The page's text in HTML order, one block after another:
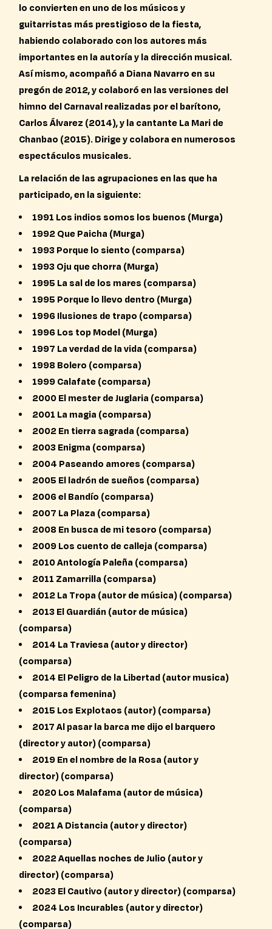
lo convierten en uno de los músicos y
guitarristas más prestigioso de la fiesta,
habiendo colaborado con los autores más
importantes en la autoría y la dirección musical.
Así mismo, acompañó a Diana Navarro en su
pregón de 2012, y colaboró en las versiones del
himno del Carnaval realizadas por el barítono,
Carlos Álvarez (2014), y la cantante La Mari de
Chanbao (2015). Dirige y colabora en numerosos
espectáculos musicales.
La relación de las agrupaciones en las que ha
participado, en la siguiente:
1991 Los indios somos los buenos (Murga)
1992 Que Paicha (Murga)
1993 Porque lo siento (comparsa)
1993 Oju que chorra (Murga)
1995 La sal de los mares (comparsa)
1995 Porque lo llevo dentro (Murga)
1996 Ilusiones de trapo (comparsa)
1996 Los top Model (Murga)
1997 La verdad de la vida (comparsa)
1998 Bolero (comparsa)
1999 Calafate (comparsa)
2000 El mester de Juglaria (comparsa)
2001 La magia (comparsa)
2002 En tierra sagrada (comparsa)
2003 Enigma (comparsa)
2004 Paseando amores (comparsa)
2005 El ladrón de sueños (comparsa)
2006 el Bandío (comparsa)
2007 La Plaza (comparsa)
2008 En busca de mi tesoro (comparsa)
2009 Los cuento de calleja (comparsa)
2010 Antología Paleña (comparsa)
2011 Zamarrilla (comparsa)
2012 La Tropa (autor de música) (comparsa)
2013 El Guardián (autor de música)
(comparsa)
2014 La Traviesa (autor y director)
(comparsa)
2014 El Peligro de la Libertad (autor musica)
(comparsa femenina)
2015 Los Explotaos (autor) (comparsa)
2017 Al pasar la barca me dijo el barquero
(director y autor) (comparsa)
2019 En el nombre de la Rosa (autor y
director) (comparsa)
2020 Los Malafama (autor de música)
(comparsa)
2021 A Distancia (autor y director)
(comparsa)
2022 Aquellas noches de Julio (autor y
director) (comparsa)
2023 El Cautivo (autor y director) (comparsa)
2024 Los Incurables (autor y director)
(comparsa)